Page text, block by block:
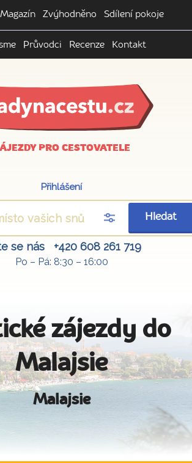
Magazín Zvýhodněno Sdílení pokoje
Průvodci Recenze Kontakt
PRO CESTOVATELE
Přihlášení
Hledat
se nás +420 608 261 719
Po – Pá: 8:30 – 16:00
zájezdy do
Malajsie
Malajsie